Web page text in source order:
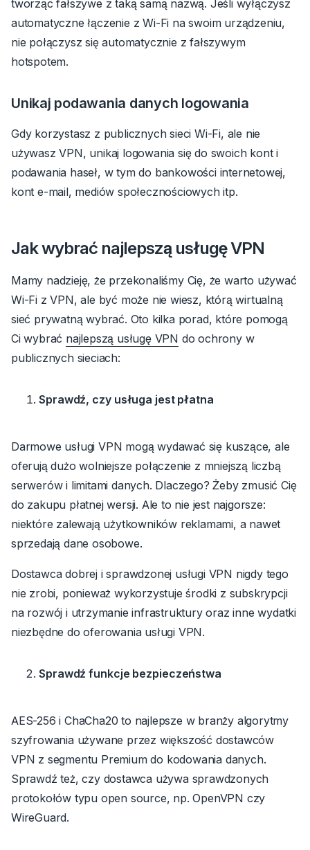
tworząc fałszywe z taką samą nazwą. Jeśli wyłączysz
automatyczne łączenie z Wi-Fi na swoim urządzeniu,
nie połączysz się automatycznie z fałszywym
hotspotem.
Unikaj podawania danych logowania
Gdy korzystasz z publicznych sieci Wi-Fi, ale nie
używasz VPN, unikaj logowania się do swoich kont i
podawania haseł, w tym do bankowości internetowej,
kont e-mail, mediów społecznościowych itp.
Jak wybrać najlepszą usługę VPN
Mamy nadzieję, że przekonaliśmy Cię, że warto używać
Wi-Fi z VPN, ale być może nie wiesz, którą wirtualną
sieć prywatną wybrać. Oto kilka porad, które pomogą
Ci wybrać najlepszą usługę VPN do ochrony w
publicznych sieciach:
Sprawdź, czy usługa jest płatna
Darmowe usługi VPN mogą wydawać się kuszące, ale
oferują dużo wolniejsze połączenie z mniejszą liczbą
serwerów i limitami danych. Dlaczego? Żeby zmusić Cię
do zakupu płatnej wersji. Ale to nie jest najgorsze:
niektóre zalewają użytkowników reklamami, a nawet
sprzedają dane osobowe.
Dostawca dobrej i sprawdzonej usługi VPN nigdy tego
nie zrobi, ponieważ wykorzystuje środki z subskrypcji
na rozwój i utrzymanie infrastruktury oraz inne wydatki
niezbędne do oferowania usługi VPN.
Sprawdź funkcje bezpieczeństwa
AES-256 i ChaCha20 to najlepsze w branży algorytmy
szyfrowania używane przez większość dostawców
VPN z segmentu Premium do kodowania danych.
Sprawdź też, czy dostawca używa sprawdzonych
protokołów typu open source, np. OpenVPN czy
WireGuard.